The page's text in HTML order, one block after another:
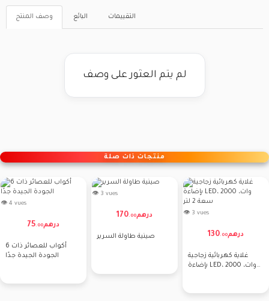
وصف المنتج البائع التقييمات
لم يتم العثور على وصف
منتجات ذات صلة
👁 4 vues
75. 00درهم
6 أكواب للعصائر ذات
الجودة الجيدة جدًا
👁 3 vues
170. 00درهم
صينية طاولة السرير
👁 3 vues
130. 00درهم
غلاية كهربائية زجاجية
بإضاءة LED، 2000 وات،